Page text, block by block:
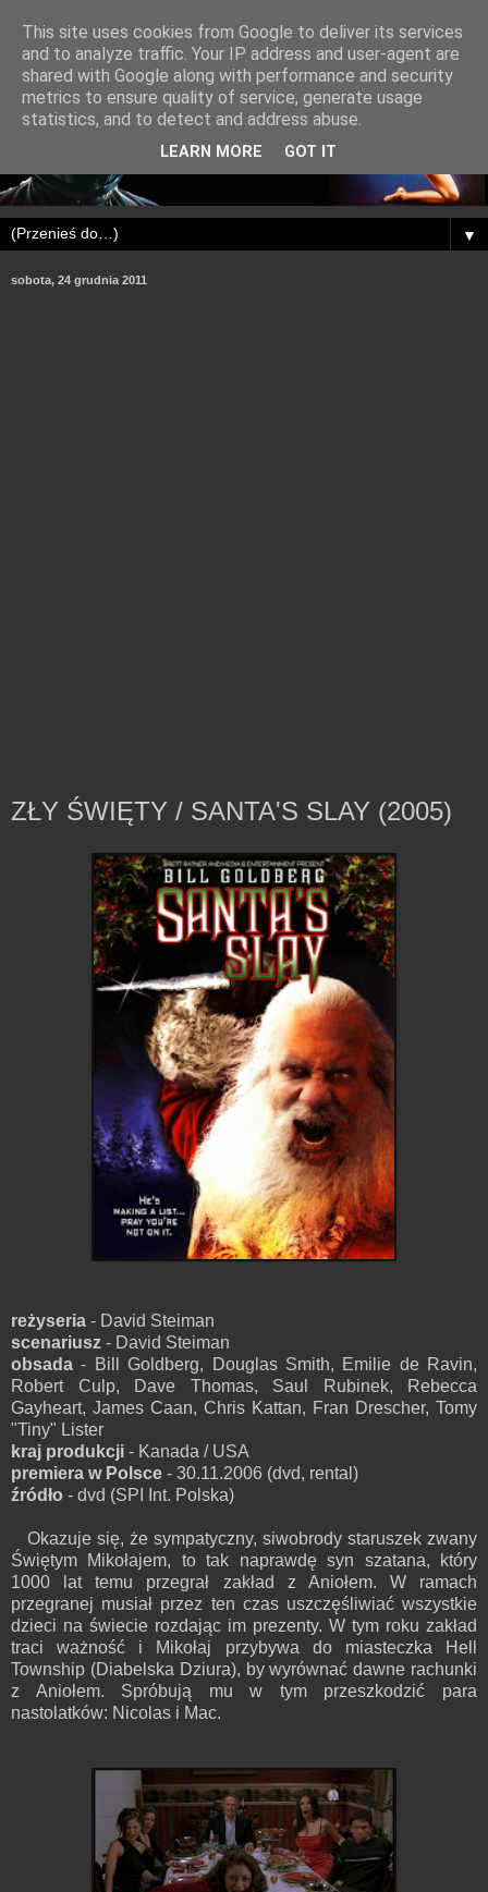
▼
sobota, 24 grudnia 2011
ZŁY ŚWIĘTY / SANTA'S SLAY (2005)
reżyseria - David Steiman
scenariusz - David Steiman
obsada - Bill Goldberg, Douglas Smith, Emilie de Ravin,
Robert Culp, Dave Thomas, Saul Rubinek, Rebecca
Gayheart, James Caan, Chris Kattan, Fran Drescher, Tomy
"Tiny" Lister
kraj produkcji - Kanada / USA
premiera w Polsce - 30.11.2006 (dvd, rental)
źródło - dvd (SPI Int. Polska)
Okazuje się, że sympatyczny, siwobrody staruszek zwany
Świętym Mikołajem, to tak naprawdę syn szatana, który
1000 lat temu przegrał zakład z Aniołem. W ramach
przegranej musiał przez ten czas uszczęśliwiać wszystkie
dzieci na świecie rozdając im prezenty. W tym roku zakład
traci ważność i Mikołaj przybywa do miasteczka Hell
Township (Diabelska Dziura), by wyrównać dawne rachunki
z Aniołem. Spróbują mu w tym przeszkodzić para
nastolatków: Nicolas i Mac.
This site uses cookies from Google to deliver its services
and to analyze traffic. Your IP address and user-agent are
shared with Google along with performance and security
metrics to ensure quality of service, generate usage
statistics, and to detect and address abuse.
LEARN MORE GOT IT